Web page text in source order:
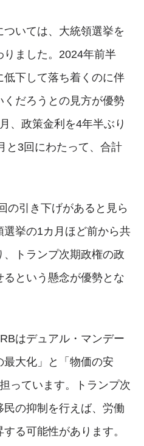
いては、大統領選挙を
ました。2024年前半
下して落ち着くのに伴
だろうとの見方が優勢
、政策金利を4年半ぶり
と3回にわたって、合計
の引き下げがあると見ら
挙の1カ月ほど前から共
トランプ次期政権の政
という懸念が優勢とな
はデュアル・マンデー
最大化」と「物価の安
っています。トランプ次
の抑制を行えば、労働
る可能性があります。